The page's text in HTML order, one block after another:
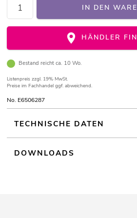
IN DEN
HÄNDLER
Bestand reicht ca. 10 Wo.
Listenpreis zzgl. 19% MwSt.
Preise im Fachhandel ggf. abweichend.
No. E6506287
TECHNISCHE DATEN
DOWNLOADS